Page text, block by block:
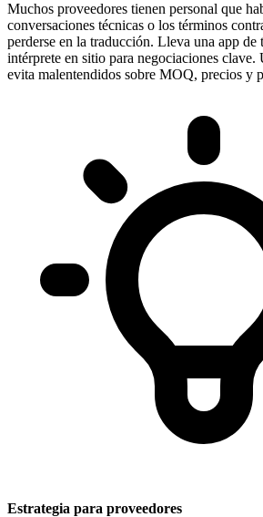
Muchos proveedores tienen personal que
conversaciones técnicas o los términos
perderse en la traducción. Lleva una app
intérprete en sitio para negociaciones
evita malentendidos sobre MOQ, precios y
Estrategia para proveedores